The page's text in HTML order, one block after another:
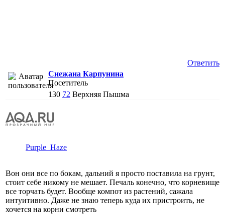
Ответить
Снежана Карпунина
Посетитель
130 72 Верхняя Пышма
Purple_Haze
Вон они все по бокам, дальний я просто поставила на грунт,
стоит себе никому не мешает. Печаль конечно, что корневище
все торчать будет. Вообще компот из растений, сажала
интуитивно. Даже не знаю теперь куда их пристроить, не
хочется на корни смотреть